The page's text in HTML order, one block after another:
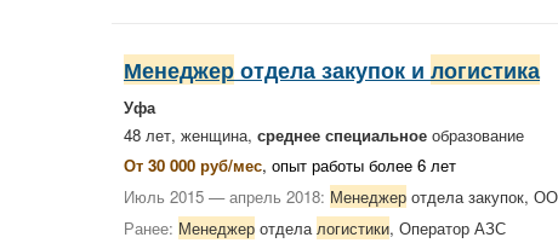
Менеджер отдела закупок и логистика
Уфа
48 лет, женщина, среднее специальное образование
От 30 000 руб/мес, опыт работы более 6 лет
Июль 2015 — апрель 2018: Менеджер отдела закупок,
Ранее: Менеджер отделалогистики, Оператор АЗС